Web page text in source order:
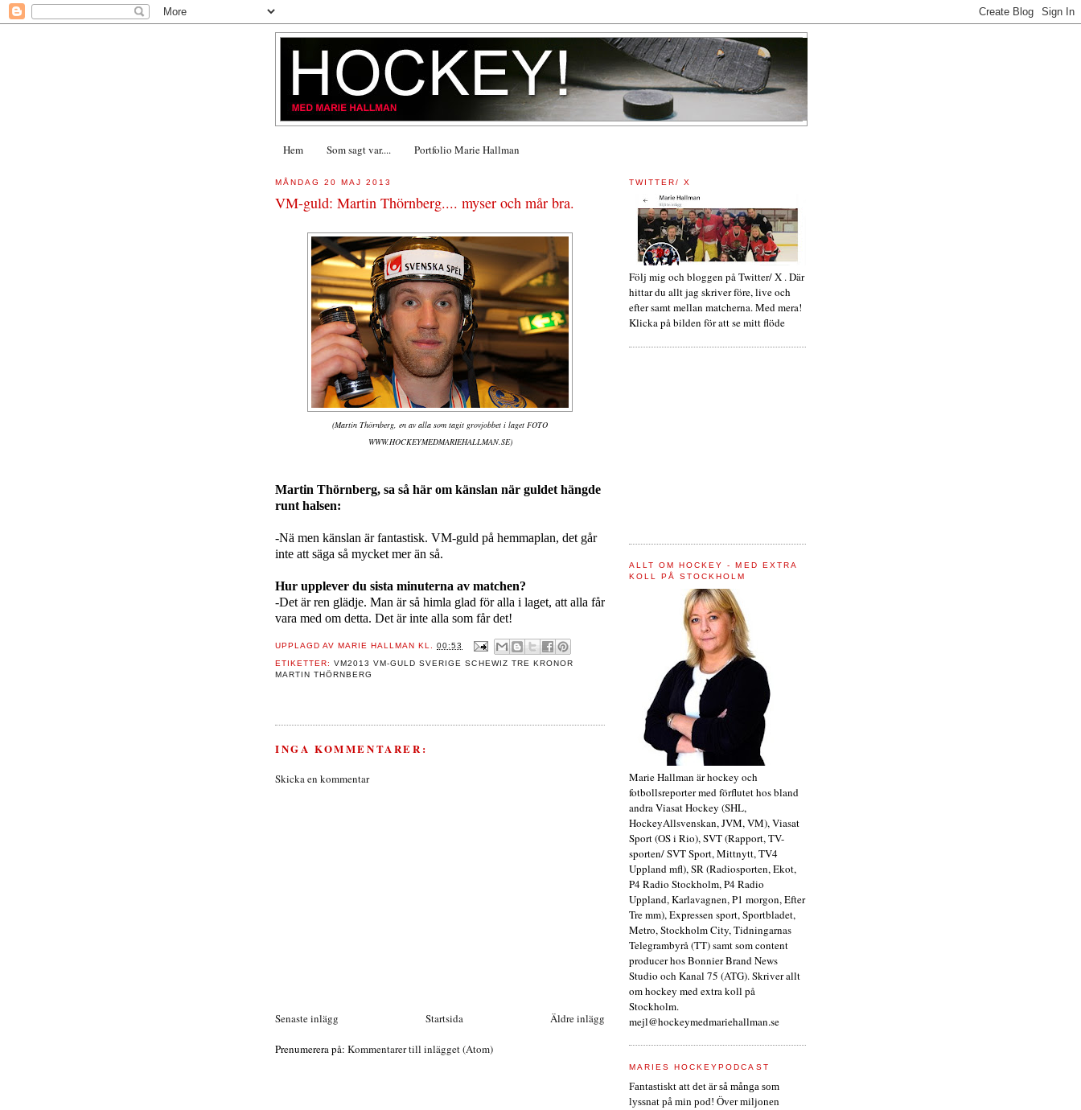
Hem Som sagt var.... Portfolio Marie Hallman
MÅNDAG 20 MAJ 2013
VM-guld: Martin Thörnberg.... myser och mår bra.
(Martin Thörnberg, en av alla som tagit grovjobbet i laget FOTO
WWW.HOCKEYMEDMARIEHALLMAN.SE)
Martin Thörnberg, sa så här om känslan när guldet hängde
runt halsen:
-Nä men känslan är fantastisk. VM-guld på hemmaplan, det går
inte att säga så mycket mer än så.
Hur upplever du sista minuterna av matchen?
-Det är ren glädje. Man är så himla glad för alla i laget, att alla får
vara med om detta. Det är inte alla som får det!
UPPLAGD AVMARIE HALLMAN KL.00:53
ETIKETTER:VM2013 VM-GULD SVERIGE SCHEWIZ TRE KRONOR
MARTIN THÖRNBERG
INGA KOMMENTARER:
Skicka en kommentar
Senaste inlägg Äldre inlägg
Startsida
Prenumerera på: Kommentarer till inlägget (Atom)
TWITTER/ X
Följ mig och bloggen på Twitter/ X . Där
hittar du allt jag skriver före, live och
efter samt mellan matcherna. Med mera!
Klicka på bilden för att se mitt flöde
ALLT OM HOCKEY - MED EXTRA
KOLL PÅ STOCKHOLM
Marie Hallman är hockey och
fotbollsreporter med förflutet hos bland
andra Viasat Hockey (SHL,
HockeyAllsvenskan, JVM, VM), Viasat
Sport (OS i Rio), SVT (Rapport, TV-
sporten/ SVT Sport, Mittnytt, TV4
Uppland mfl), SR (Radiosporten, Ekot,
P4 Radio Stockholm, P4 Radio
Uppland, Karlavagnen, P1 morgon, Efter
Tre mm), Expressen sport, Sportbladet,
Metro, Stockholm City, Tidningarnas
Telegrambyrå (TT) samt som content
producer hos Bonnier Brand News
Studio och Kanal 75 (ATG). Skriver allt
om hockey med extra koll på
Stockholm.
mejl@hockeymedmariehallman.se
MARIES HOCKEYPODCAST
Fantastiskt att det är så många som
lyssnat på min pod! Över miljonen